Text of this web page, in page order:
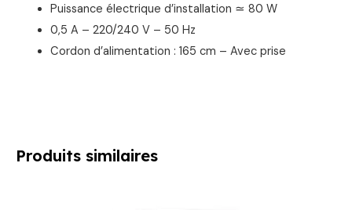
Puissance électrique d’installation ≃ 80 W
0,5 A – 220/240 V – 50 Hz
Cordon d’alimentation : 165 cm – Avec prise
Produits similaires